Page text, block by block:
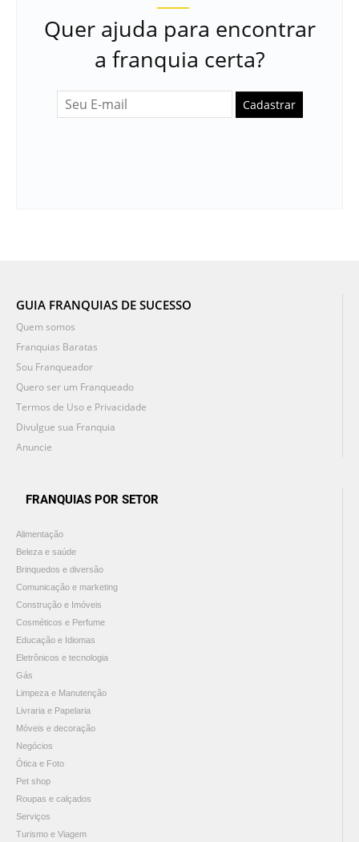
Quer ajuda para encontrar
a franquia certa?
Cadastrar
GUIA FRANQUIAS DE SUCESSO
Quem somos
Franquias Baratas
Sou Franqueador
Quero ser um Franqueado
Termos de Uso e Privacidade
Divulgue sua Franquia
Anuncie
FRANQUIAS POR SETOR
Alimentação
Beleza e saúde
Brinquedos e diversão
Comunicação e marketing
Construção e Imóveis
Cosméticos e Perfume
Educação e Idiomas
Eletrônicos e tecnologia
Gás
Limpeza e Manutenção
Livraria e Papelaria
Móveis e decoração
Negócios
Ótica e Foto
Pet shop
Roupas e calçados
Serviços
Turismo e Viagem